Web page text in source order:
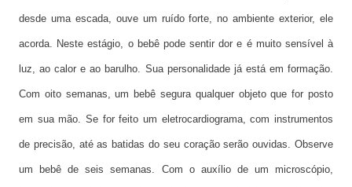
desde uma escada, ouve um ruído forte, no ambiente exterior, ele
acorda. Neste estágio, o bebê pode sentir dor e é muito sensível à
luz, ao calor e ao barulho. Sua personalidade já está em formação.
Com oito semanas, um bebê segura qualquer objeto que for posto
em sua mão. Se for feito um eletrocardiograma, com instrumentos
de precisão, até as batidas do seu coração serão ouvidas. Observe
um bebê de seis semanas. Com o auxílio de um microscópio,